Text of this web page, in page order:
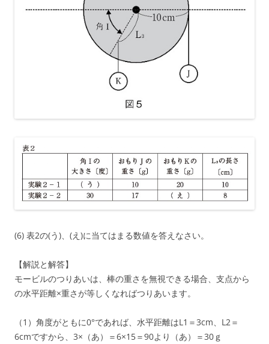
(6) 表2の(う)、(え)に当てはまる数値を答えなさい。
【解説と解答】
モービルのつりあいは、棒の重さを無視できる場合、支点から
の水平距離×重さが等しくなればつりあいます。
（1）角度がともに0°であれば、水平距離はL1＝3cm、L2＝
6cmですから、3×（あ）＝6×15＝90より（あ）＝30ｇ